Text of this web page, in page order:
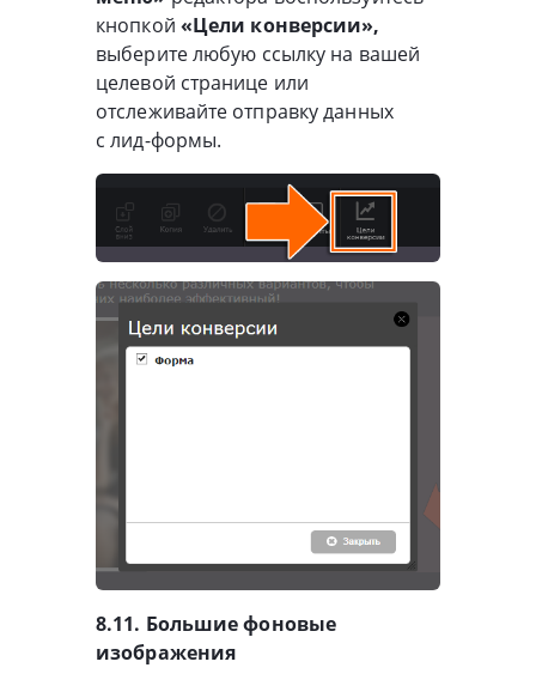
кнопкой «Цели конверсии»,
выберите любую ссылку на вашей
целевой странице или
отслеживайте отправку данных
с лид-формы.
8.11. Большие фоновые
изображения